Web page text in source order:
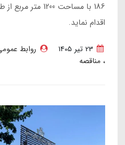
186 با مساحت 1200
اقدام نماید.
روابط
مناقصه